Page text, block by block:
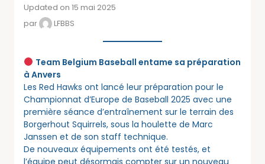
Updated on 15 mai 2025
par
LFBBS
Team Belgium Baseball entame sa préparation
à Anvers
Les Red Hawks ont lancé leur préparation pour le
Championnat d’Europe de Baseball 2025 avec une
première séance d’entraînement sur le terrain des
Borgerhout Squirrels, sous la houlette de Marc
Janssen et de son staff technique.
De nouveaux équipements ont été testés, et
l’équipe peut désormais compter sur un nouveau